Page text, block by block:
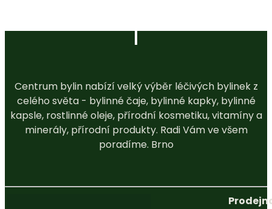
Centrum bylin nabízí velký výběr léčivých bylinek z
celého světa - bylinné čaje, bylinné kapky, bylinné
kapsle, rostlinné oleje, přírodní kosmetiku, vitamíny a
minerály, přírodní produkty. Radi Vám ve všem
poradíme. Brno